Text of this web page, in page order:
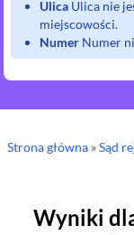
Ulica Ulica nie
miejscowości.
Numer Numer
Strona główna »Sąd
Wyniki